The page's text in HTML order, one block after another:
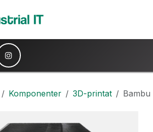
Komponenter 3D-printat